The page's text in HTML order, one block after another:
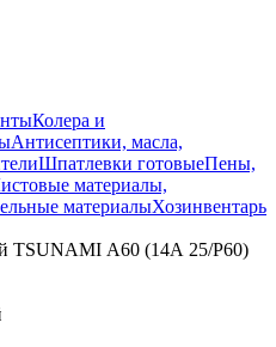
Колера и
Антисептики, масла,
Шпатлевки готовыеПены,
материалы,
материалыХозинвентарь
TSUNAMI А60 (14А 25/Р60)